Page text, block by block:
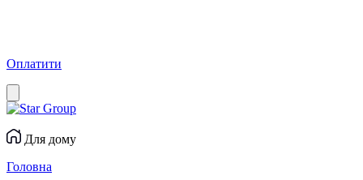
Оплатити
Для дому
Головна